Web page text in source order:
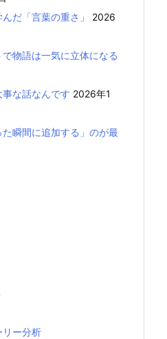
だ「言葉の重さ」
2026
物語は一気に立体になる
な話なんです 2026年1
瞬間に追加する」のが最
リー分析